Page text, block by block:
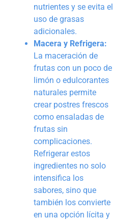
nutrientes y se evita el
uso de grasas
adicionales.
Macera y Refrigera:
La maceración de
frutas con un poco de
limón o edulcorantes
naturales permite
crear postres frescos
como ensaladas de
frutas sin
complicaciones.
Refrigerar estos
ingredientes no solo
intensifica los
sabores, sino que
también los convierte
en una opción lícita y